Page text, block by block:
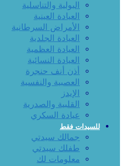
البولية والتناسلية
العيادة العينية
الأمراض السرطانية
العيادة الجلدية
العيادة العظمية
العيادة النسائية
أذن أنف حنجرة
العصبية والنفسية
الإيدز
القلبية والصدرية
عيادة السكري
للسيدات فقط
جمالك سيدتي
طفلك سيدتي
معلومات لك